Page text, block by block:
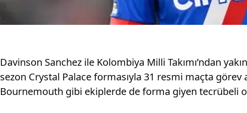
Davinson Sanchez ile Kolombiya Milli Takımı’ndan
sezon Crystal Palace formasıyla 31 resmi maçta
Bournemouth gibi ekiplerde de forma giyen tecrübeli